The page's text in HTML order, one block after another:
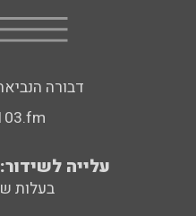
דבורה הנביאה 6, רמת
עלייה לשידור: 0552-103-103
בעלות